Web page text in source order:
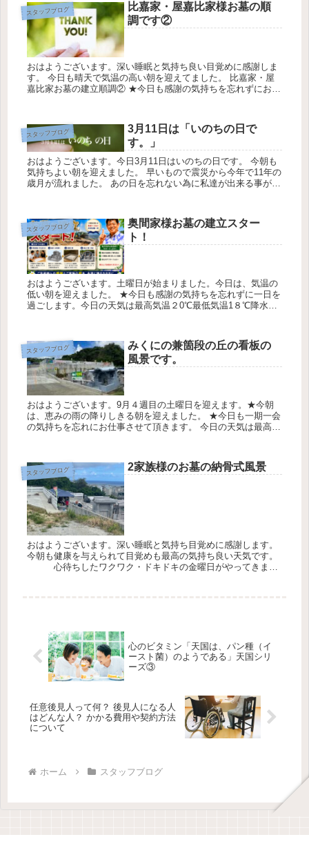
スタッフブログ
比嘉家・屋嘉比家様お墓の順
調です②
おはようございます。深い睡眠と気持ち良い目覚めに感謝しま
す。 今日も晴天で気温の高い朝を迎えてました。 比嘉家・屋
嘉比家お墓の建立順調② ★今日も感謝の気持ちを忘れずにお仕
スタッフブログ
3月11日は「いのちの日で
す。」
おはようございます。今日3月11日はいのちの日です。 今朝も
気持ちよい朝を迎えました。 早いもので震災から今年で11年の
歳月が流れました。 あの日を忘れない為に私達が出来る事が沢
スタッフブログ
奥間家様お墓の建立スター
ト！
おはようございます。土曜日が始まりました。今日は、気温の
低い朝を迎えました。 ★今日も感謝の気持ちを忘れずに一日を
過ごします。今日の天気は最高気温２0℃最低気温1８℃降水確
スタッフブログ
みくにの兼箇段の丘の看板の
風景です。
おはようございます。9月４週目の土曜日を迎えます。★今朝
は、恵みの雨の降りしきる朝を迎えました。 ★今日も一期一会
の気持ちを忘れにお仕事させて頂きます。 今日の天気は最高気
スタッフブログ 2家族様のお墓の納骨式風景
おはようございます。深い睡眠と気持ち目覚めに感謝します。
今朝も健康を与えられて目覚めも最高の気持ち良い天気です。
心待ちしたワクワク・ドキドキの金曜日がやってきまし
心のビタミン「天国は、パン種（イ
ースト菌）のようである」天国シリ
ーズ③
任意後見人って何？ 後見人になる人
はどんな人？ かかる費用や契約方法
について
ホーム スタッフブログ